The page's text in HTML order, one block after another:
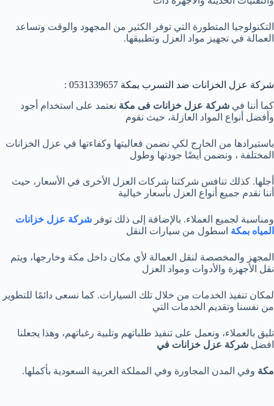
التكنولوجيا المتطورة التي توفر الكثير من المجهود والوقت وتساعد
العمالة في تجهيز مواد العزل وتطبيقها.
شركة عزل الخزانات ضد التسرب بمكة 0531339657 :
كما أننا في شركة عزل خزانات فى مكة نعتمد على استخدام أجود
وأفضل أنواع المواد العازلة، حيث نقوم
باستيرادها من الخارج لكي نضمن فعاليتها وكفاءتها في عزل الخزانات
المختلفة ، ونضمن أيضًا جودتها وطول
أجلها. كذلك تنافس شركتنا شركات العزل الأخرى في الأسعار، حيث
أننا نقدم جميع أنواع العزل بأسعار خيالية
ومناسبة لجميع العملاء. بالإضافة إلى ذلك توفر شركة عزل خزانات
المياه بمكة اسطول من سيارات النقل
المجهز والمخصصة لنقل العمالة لأي مكان داخل مكة وخارجها، ويتم
نقل الأجهزة والأدوات ومواد العزل
لمكان تنفيذ الخدمات من خلال تلك السيارات. كما نسعى دائمًا للتطوير
من نفسنا وتقديم الخدمات التي
تليق بالعملاء، ونعمل على تنفيذ طلباتهم وتلبية رغباتهم، وهذا يجعلنا
افضل شركة عزل خزانات في
مكة وفي المدن المجاورة وفي المملكة العربية السعودية بأكملها.